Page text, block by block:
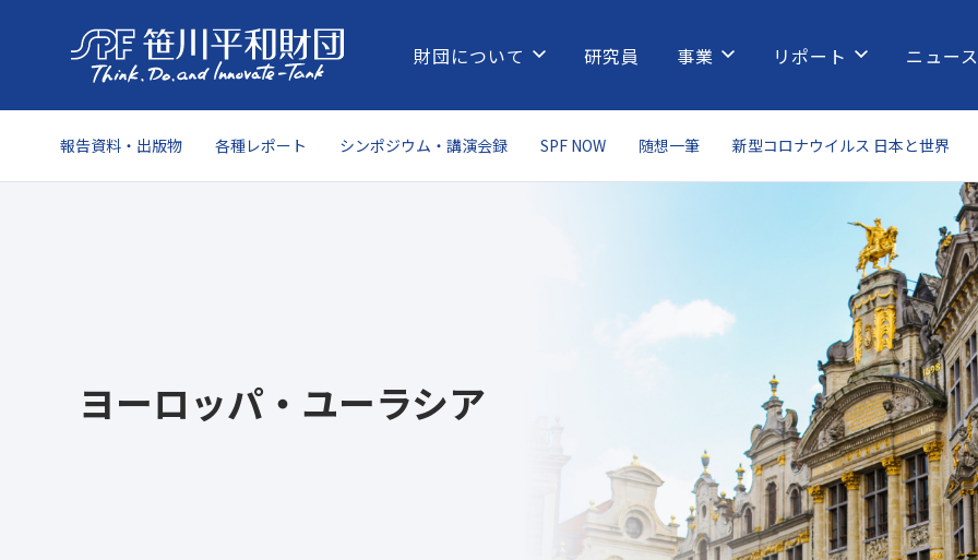
財団について 研究員 事業 リポート ニュース
報告資料・出版物 各種レポート シンポジウム・講演会録 SPF NOW 随想一筆 新型コロナウイルス 日本と世界
ヨーロッパ・ユーラシア